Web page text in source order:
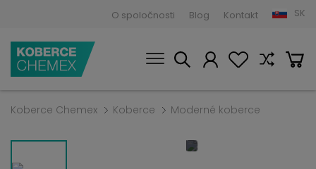
O spoločnosti Blog Kontakt SK
Koberce Chemex Koberce Moderné koberce